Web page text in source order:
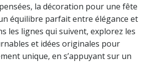
la décoration pour une fête
équilibre parfait entre élégance et
les lignes qui suivent, explorez les
et idées originales pour
unique, en s’appuyant sur un